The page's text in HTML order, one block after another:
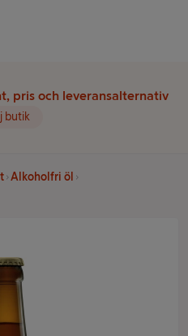
pris och leveransalternativ
butik
Alkoholfri öl